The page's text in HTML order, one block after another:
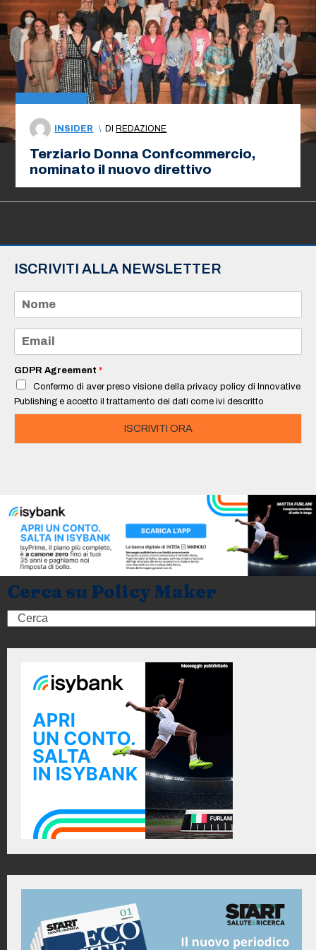
INSIDER \ DIREDAZIONE
Terziario Donna Confcommercio,
nominato il nuovo direttivo
ISCRIVITI ALLA NEWSLETTER
m
e
a
i
*
GDPR Agreement *
Confermo di aver preso visione della privacy policy di Innovative
Publishing e accetto il trattamento dei dati come ivi descritto
ISCRIVITI ORA
Cerca su Policy Maker
Search